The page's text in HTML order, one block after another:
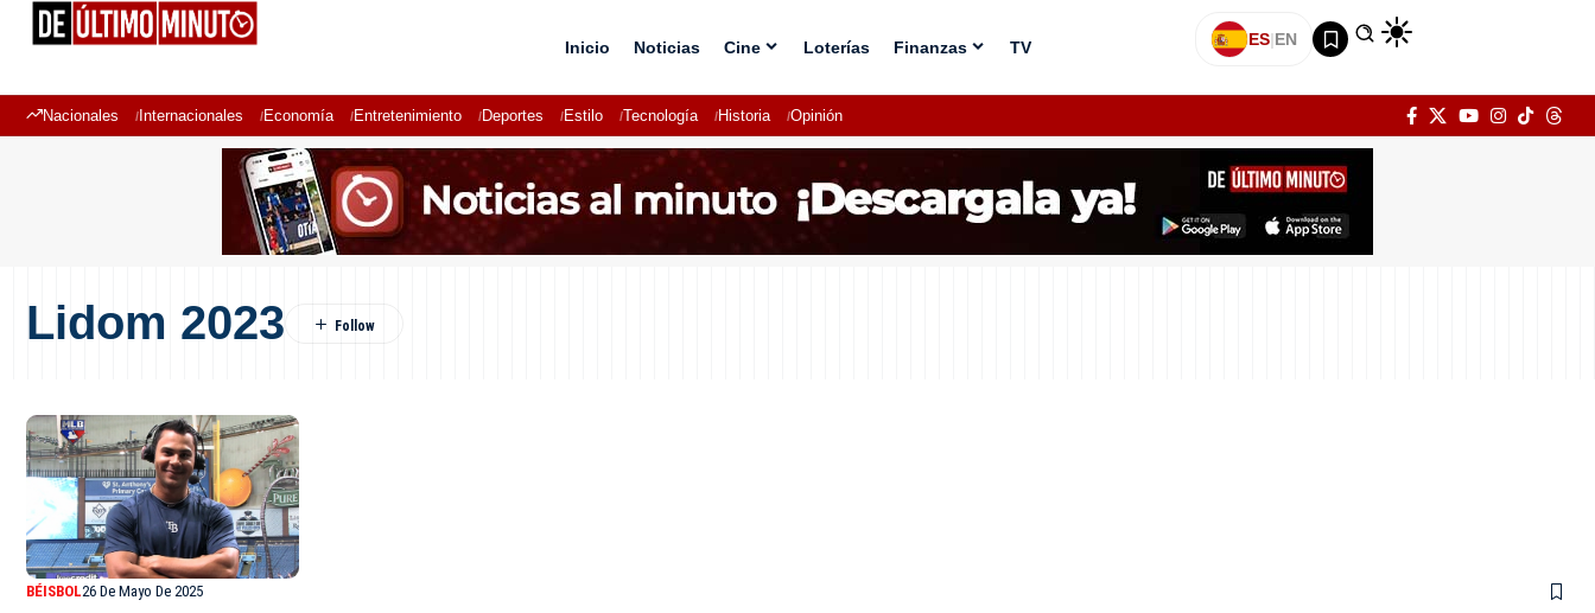
Inicio Noticias Cine Loterías Finanzas TV ES|EN
Nacionales Internacionales Economía Entretenimiento Deportes Estilo Tecnología Historia Opinión
Lidom 2023
BÉISBOL26 De Mayo De 2025